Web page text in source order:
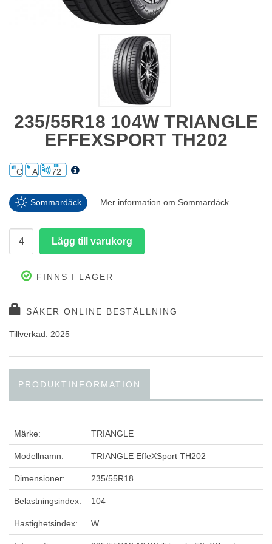
235/55R18 104W TRIANGLE
EFFEXSPORT TH202
C A 72
Sommardäck Mer information om Sommardäck
FINNS I LAGER
SÄKER ONLINE BESTÄLLNING
Tillverkad: 2025
PRODUKTINFORMATION
Märke: TRIANGLE
Modellnamn: TRIANGLE EffeXSport TH202
Dimensioner: 235/55R18
Belastningsindex: 104
Hastighetsindex: W